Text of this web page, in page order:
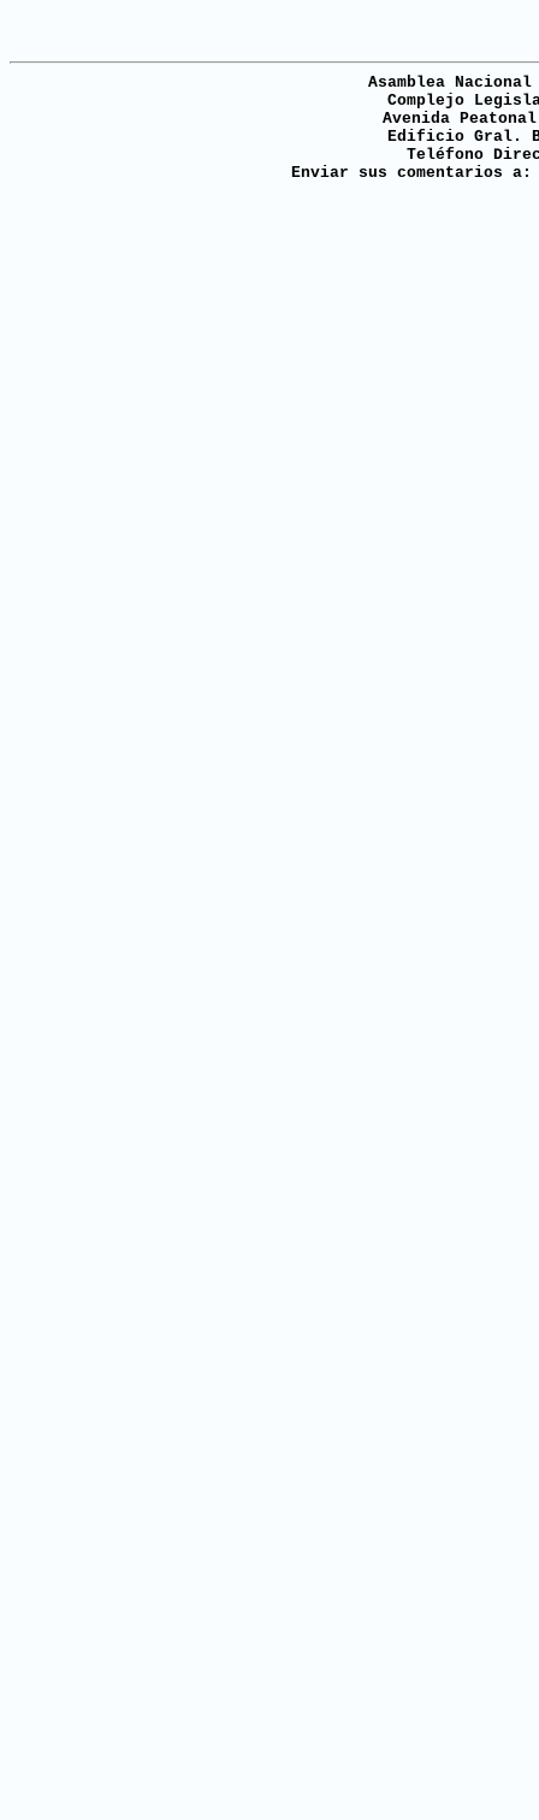
Asamblea
Complejo
Avenida
Edificio Gral.
Teléfono
Enviar sus comentarios